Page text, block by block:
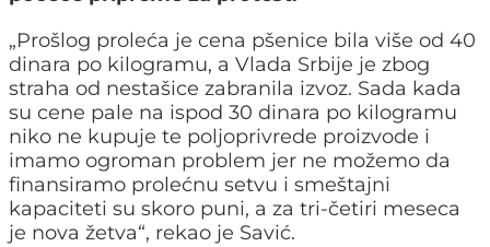
„Prošlog proleća je cena pšenice bila više od 40
dinara po kilogramu, a Vlada Srbije je zbog
straha od nestašice zabranila izvoz. Sada kada
su cene pale na ispod 30 dinara po kilogramu
niko ne kupuje te poljoprivrede proizvode i
imamo ogroman problem jer ne možemo da
finansiramo prolećnu setvu i smeštajni
kapaciteti su skoro puni, a za tri-četiri meseca
je nova žetva“, rekao je Savić.